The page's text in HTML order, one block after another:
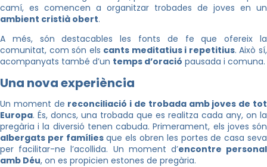
camí, es comencen a organitzar trobades de joves en un
ambient cristià obert.
A més, són destacables les fonts de fe que ofereix la
comunitat, com són els cants meditatius i repetitius. Això sí,
acompanyats també d’un temps d’oració pausada i comuna.
Una nova experiència
Un moment de reconciliació i de trobada amb joves de tot
Europa. És, doncs, una trobada que es realitza cada any, on la
pregària i la diversió tenen cabuda. Primerament, els joves són
albergats per famíliesque els obren les portes de casa seva
per facilitar-ne l’acollida. Un moment d’encontre personal
amb Déu, on es propicien estones de pregària.